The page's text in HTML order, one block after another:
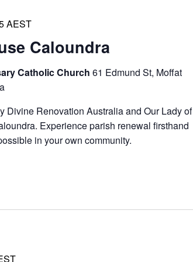
Caloundra
AEST
Catholic Church61 Edmund St, Moffat
Divine Renovation Australia and Our Lady of
Experience parish renewal firsthand
in your own community.